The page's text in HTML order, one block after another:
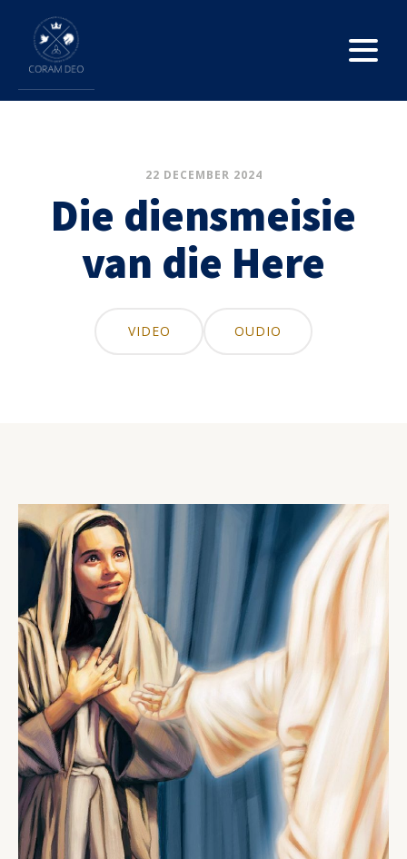
22 DECEMBER 2024
Die diensmeisie
van die Here
VIDEO OUDIO